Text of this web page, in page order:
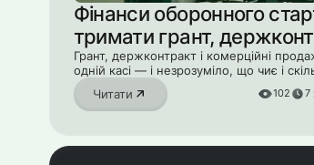
Фінанси оборонного
тримати грант,
комерцію в одній картині
Грант, держконтракт і комерційні
одній касі — і незрозуміло, що чиє і
реально заробляє. Як зібрати всю
Читати 102 7